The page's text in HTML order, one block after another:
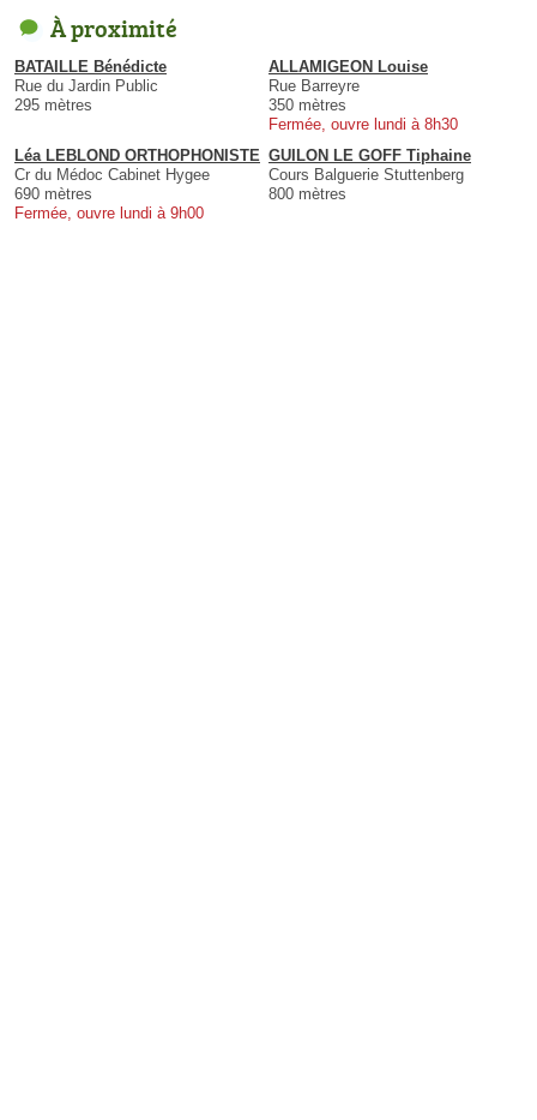
À proximité
BATAILLE Bénédicte
Rue du Jardin Public
295 mètres
ALLAMIGEON Louise
Rue Barreyre
350 mètres
Fermée, ouvre lundi à 8h30
Léa LEBLOND ORTHOPHONISTE
Cr du Médoc Cabinet Hygee
690 mètres
Fermée, ouvre lundi à 9h00
GUILON LE GOFF Tiphaine
Cours Balguerie Stuttenberg
800 mètres